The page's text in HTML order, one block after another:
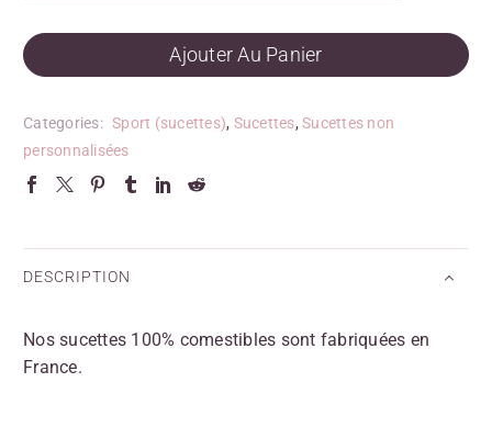
Ajouter Au Panier
Categories: Sport (sucettes), Sucettes, Sucettes non
personnalisées
DESCRIPTION
Nos sucettes 100% comestibles sont fabriquées en
France.